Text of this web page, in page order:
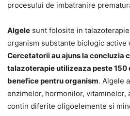
procesului de imbatranire
Algele sunt folosite in
organism substante biologic active
Cercetatorii au ajuns la concluzia
talazoterapie utilizeaza peste 150
benefice pentru organism. Algele
enzimelor, hormonilor, vitaminelor,
contin diferite oligoelemente si